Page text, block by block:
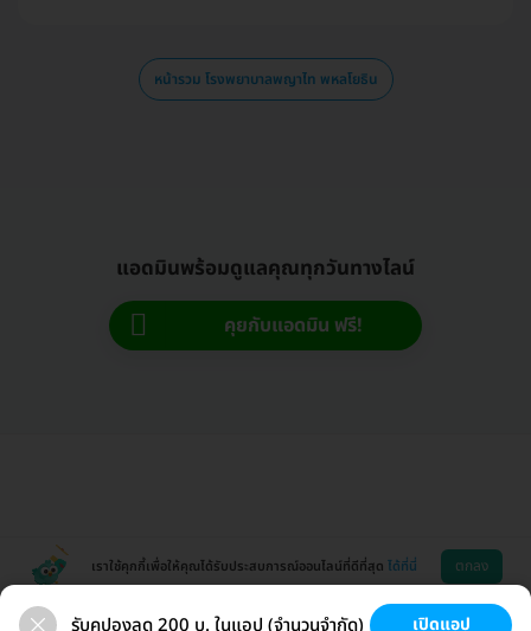
หน้ารวม โรงพยาบาลพญาไท พหลโยธิน
แอดมินพร้อมดูแลคุณทุกวันทางไลน์
คุยกับแอดมิน ฟรี!
เราใช้คุกกี้เพื่อให้คุณได้รับประสบการณ์ออนไลน์ที่ดีที่สุด ได้ที่นี่ ตกลง
รับคูปองลด 200 บ. ในแอป (จำนวนจำกัด) เปิดแอป